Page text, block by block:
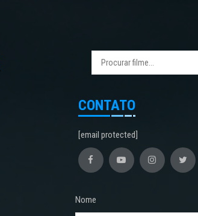
CONTATO
[email protected]
Nome